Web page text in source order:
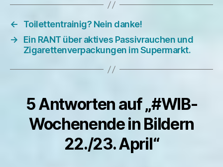
←
Toilettentrainig? Nein danke!
→
Ein RANT über aktives Passivrauchen und
Zigarettenverpackungen im Supermarkt.
5 Antworten auf „#WIB-
Wochenende in Bildern
22./23. April“